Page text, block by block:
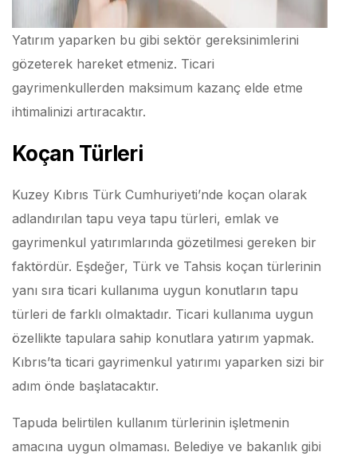
Yatırım yaparken bu gibi sektör gereksinimlerini
gözeterek hareket etmeniz. Ticari
gayrimenkullerden maksimum kazanç elde etme
ihtimalinizi artıracaktır.
Koçan Türleri
Kuzey Kıbrıs Türk Cumhuriyeti’nde koçan olarak
adlandırılan tapu veya tapu türleri, emlak ve
gayrimenkul yatırımlarında gözetilmesi gereken bir
faktördür. Eşdeğer, Türk ve Tahsis koçan türlerinin
yanı sıra ticari kullanıma uygun konutların tapu
türleri de farklı olmaktadır. Ticari kullanıma uygun
özellikte tapulara sahip konutlara yatırım yapmak.
Kıbrıs’ta ticari gayrimenkul yatırımı yaparken sizi bir
adım önde başlatacaktır.
Tapuda belirtilen kullanım türlerinin işletmenin
amacına uygun olmaması. Belediye ve bakanlık gibi